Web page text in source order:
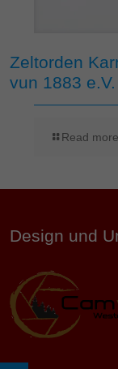
Zeltorden
vun 1883 e.V.
Read more
Design und